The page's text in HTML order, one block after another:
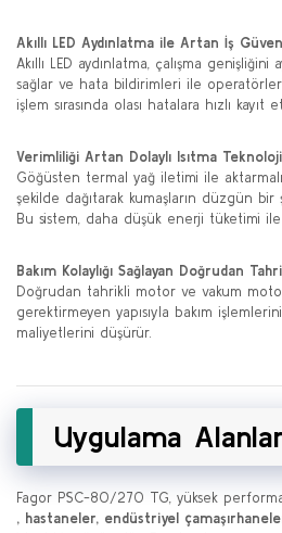
Akıllı LED Aydınlatma ile Artan İş
Akıllı LED aydınlatma, çalışma
sağlar ve hata bildirimleri ile
işlem sırasında olası hatalara hızlı kayıt
Verimliliği Artan Dolaylı Isıtma
Göğüsten termal yağ iletimi ile aktarmalı
şekilde dağıtarak kumaşların düzgün
Bu sistem, daha düşük enerji tüketimi
Bakım Kolaylığı Sağlayan Doğrudan
Doğrudan tahrikli motor ve vakum motor
gerektirmeyen yapısıyla bakım
maliyetlerini düşürür.
Uygulama
Fagor PSC-80/270 TG, yüksek
, hastaneler, endüstriyel